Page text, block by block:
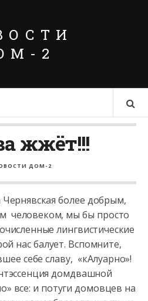
2
жжёт!!!
ДОМ-2
более добрым,
человеком, мы бы просто
лингвистические
нас балует. Вспомните,
себе славу, «кАлуарно»!
домдвашной
все: и потуги домовцев на